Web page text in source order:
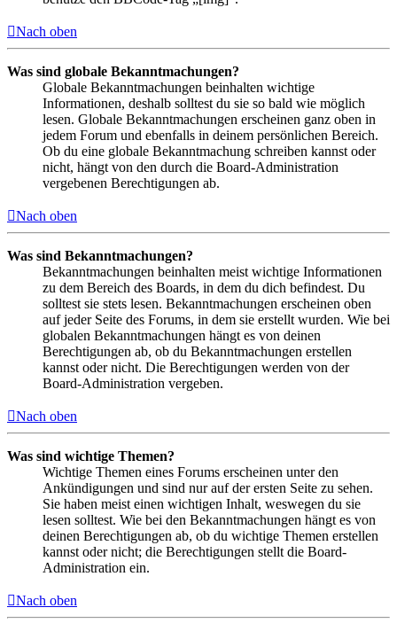
Nach oben
Was sind globale Bekanntmachungen?
Globale Bekanntmachungen beinhalten wichtige
Informationen, deshalb solltest du sie so bald wie möglich
lesen. Globale Bekanntmachungen erscheinen ganz oben in
jedem Forum und ebenfalls in deinem persönlichen Bereich.
Ob du eine globale Bekanntmachung schreiben kannst oder
nicht, hängt von den durch die Board-Administration
vergebenen Berechtigungen ab.
Nach oben
Was sind Bekanntmachungen?
Bekanntmachungen beinhalten meist wichtige Informationen
zu dem Bereich des Boards, in dem du dich befindest. Du
solltest sie stets lesen. Bekanntmachungen erscheinen oben
auf jeder Seite des Forums, in dem sie erstellt wurden. Wie bei
globalen Bekanntmachungen hängt es von deinen
Berechtigungen ab, ob du Bekanntmachungen erstellen
kannst oder nicht. Die Berechtigungen werden von der
Board-Administration vergeben.
Nach oben
Was sind wichtige Themen?
Wichtige Themen eines Forums erscheinen unter den
Ankündigungen und sind nur auf der ersten Seite zu sehen.
Sie haben meist einen wichtigen Inhalt, weswegen du sie
lesen solltest. Wie bei den Bekanntmachungen hängt es von
deinen Berechtigungen ab, ob du wichtige Themen erstellen
kannst oder nicht; die Berechtigungen stellt die Board-
Administration ein.
Nach oben